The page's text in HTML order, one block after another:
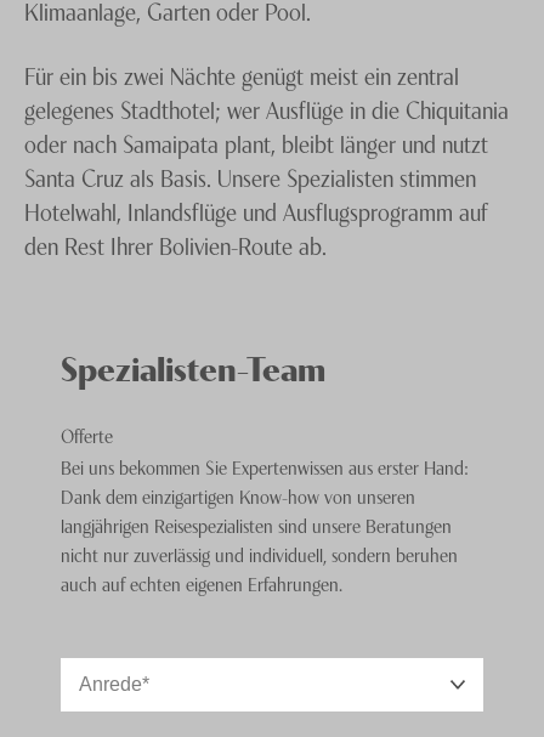
Klimaanlage, Garten oder Pool.
Für ein bis zwei Nächte genügt meist ein zentral
gelegenes Stadthotel; wer Ausflüge in die Chiquitania
oder nach Samaipata plant, bleibt länger und nutzt
Santa Cruz als Basis. Unsere Spezialisten stimmen
Hotelwahl, Inlandsflüge und Ausflugsprogramm auf
den Rest Ihrer Bolivien-Route ab.
Spezialisten-Team
Offerte
Bei uns bekommen Sie Expertenwissen aus erster Hand:
Dank dem einzigartigen Know-how von unseren
langjährigen Reisespezialisten sind unsere Beratungen
nicht nur zuverlässig und individuell, sondern beruhen
auch auf echten eigenen Erfahrungen.